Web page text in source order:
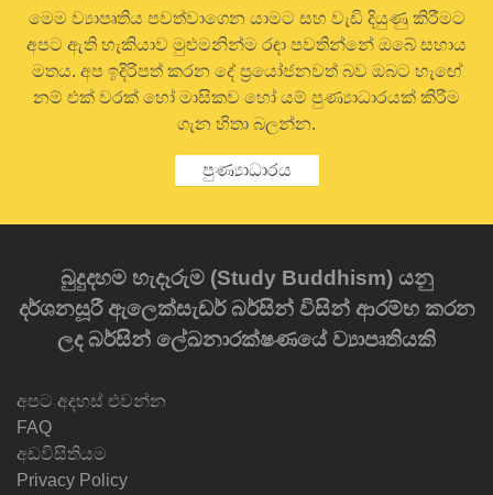
මෙම ව්‍යාපෘතිය පවත්වාගෙන යාමට සහ වැඩි දියුණු කිරීමට
අපට ඇති හැකියාව මුළුමනින්ම රඳා පවතින්නේ ඔබේ සහාය
මතය. අප ඉදිරිපත් කරන දේ ප්‍රයෝජනවත් බව ඔබට හැඟේ
නම් එක් වරක් හෝ මාසිකව හෝ යම් පුණ්‍යාධාරයක් කිරීම
ගැන හිතා බලන්න.
පුණ්‍යාධාරය
බුදුදහම හැදෑරුම (Study Buddhism) යනු
දර්ශනසූරී ඇලෙක්සැඩර් බර්සින් විසින් ආරම්භ කරන
ලද බර්සින් ලේඛනාරක්ෂණයේ ව්‍යාපෘතියකි
අපට අදහස් එවන්න
FAQ
අඩවිසිතියම
Privacy Policy